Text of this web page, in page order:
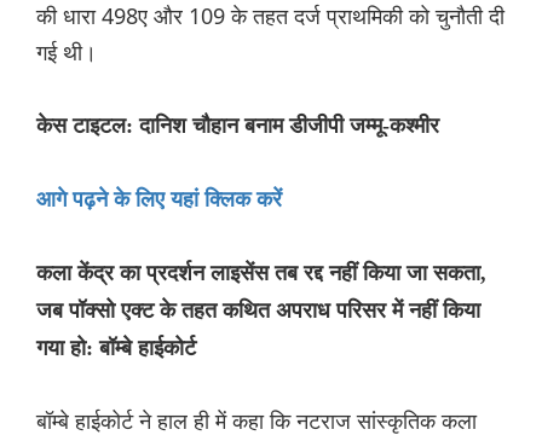
की धारा 498ए और 109 के तहत दर्ज प्राथमिकी को चुनौती दी
गई थी।
केस टाइटल: दानिश चौहान बनाम डीजीपी जम्मू-कश्मीर
आगे पढ़ने के लिए यहां क्लिक करें
कला केंद्र का प्रदर्शन लाइसेंस तब रद्द नहीं किया जा सकता,
जब पॉक्सो एक्ट के तहत कथित अपराध परिसर में नहीं किया
गया हो: बॉम्बे हाईकोर्ट
बॉम्बे हाईकोर्ट ने हाल ही में कहा कि नटराज सांस्कृतिक कला